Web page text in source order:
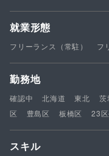
就業形態
フリーランス（常駐） フ
勤務地
確認中 北海道 東北 茨
区
豊島区 板橋区 23
スキル